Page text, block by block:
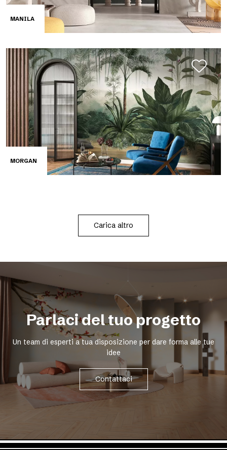
MANILA
MORGAN
Carica altro
Parlaci del tuo progetto
Un team di esperti a tua disposizione per dare forma alle tue
idee
Contattaci